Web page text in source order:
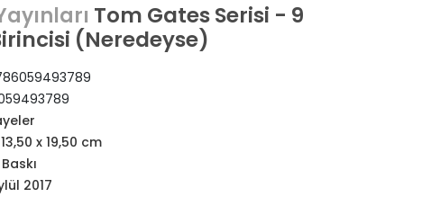
Tom Gates Serisi - 9
(Neredeyse)
13,50 x 19,50 cm
Baskı
2017